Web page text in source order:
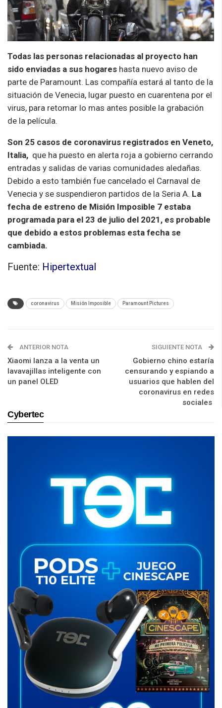
Todas las personas relacionadas al proyecto han
sido enviadas a sus hogares hasta nuevo aviso de
parte de Paramount. Las compañía estará al tanto de la
situación de Venecia, lugar puesto en cuarentena por el
virus, para retomar lo mas antes posible la grabación
de la película.
Son 25 casos de coronavirus registrados en Veneto,
Italia, que ha puesto en alerta roja a gobierno cerrando
entradas y salidas de varias comunidades aledañas.
Debido a esto también fue cancelado el Carnaval de
Venecia y se suspendieron partidos de la Seria A. La
fecha de estreno de Misión Imposible 7 estaba
programada para el 23 de julio del 2021, es probable
que debido a estos problemas esta fecha se
cambiada.
Fuente: Hipertextual
coronavirus Misión Imposible Paramount Pictures
ANTERIOR NOTA
Xiaomi lanza a la venta un
lavavajillas inteligente con
un panel OLED
SIGUIENTE NOTA
Gobierno chino estaría
censurando y espiando a
usuarios que hablen del
coronavirus en redes
sociales
Cybertec